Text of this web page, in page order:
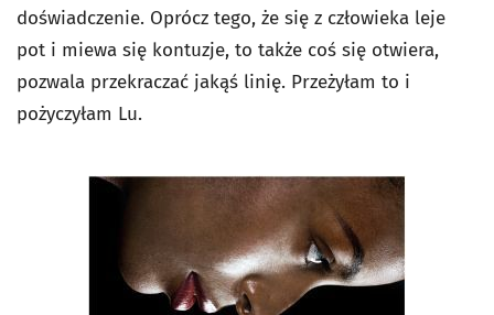
doświadczenie. Oprócz tego, że się z człowieka leje
pot i miewa się kontuzje, to także coś się otwiera,
pozwala przekraczać jakąś linię. Przeżyłam to i
pożyczyłam Lu.